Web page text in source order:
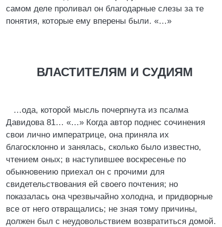
самом деле проливал он благодарные слезы за те
понятия, которые ему вперены были. «…»
ВЛАСТИТЕЛЯМ И СУДИЯМ
…ода, которой мысль почерпнута из псалма
Давидова 81… «…» Когда автор поднес сочинения
свои лично императрице, она приняла их
благосклонно и занялась, сколько было известно,
чтением оных; в наступившее воскресенье по
обыкновению приехал он с прочими для
свидетельствования ей своего почтения; но
показалась она чрезвычайно холодна, и придворные
все от него отвращались; не зная тому причины,
должен был с неудовольствием возвратиться домой.